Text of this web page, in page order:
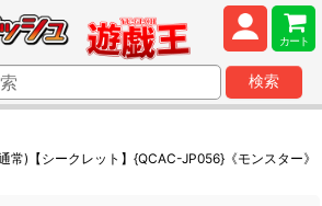
カート
検索
常)【シークレット】{QCAC-JP056}《モンスター》